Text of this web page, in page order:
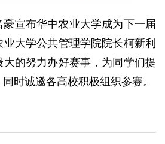
豪宣布华中农业大学成为下一届
大学公共管理学院院长柯新利
的努力办好赛事，为同学们提
时诚邀各高校积极组织参赛。